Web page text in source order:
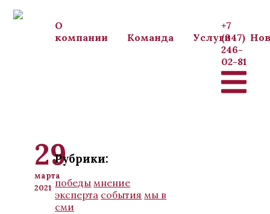
О
компании
Команда Услуги
+7
(347)
246-
02-81
29
марта
2021
Рубрики:
победы мнение
эксперта события мы в
сми